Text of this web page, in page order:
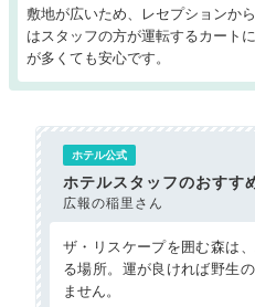
敷地が広いため、レセプションか
はスタッフの方が運転するカート
が多くても安心です。
ホテル公式
ホテルスタッフのおすす
広報の稲里さん
ザ・リスケープを囲む森は
る場所。運が良ければ野生
ません。